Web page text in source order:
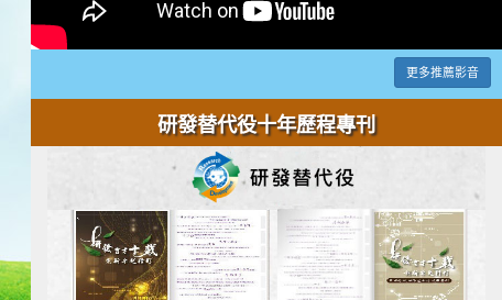
更多推薦影音
研發替代役十年歷程專刊